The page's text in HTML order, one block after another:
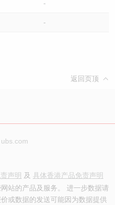
-
-
返回页顶
ubs.com
声明 及 具体香港产品免责声明
站的产品及服务。 进一步数据请
或数据的发送可能因为数据提供